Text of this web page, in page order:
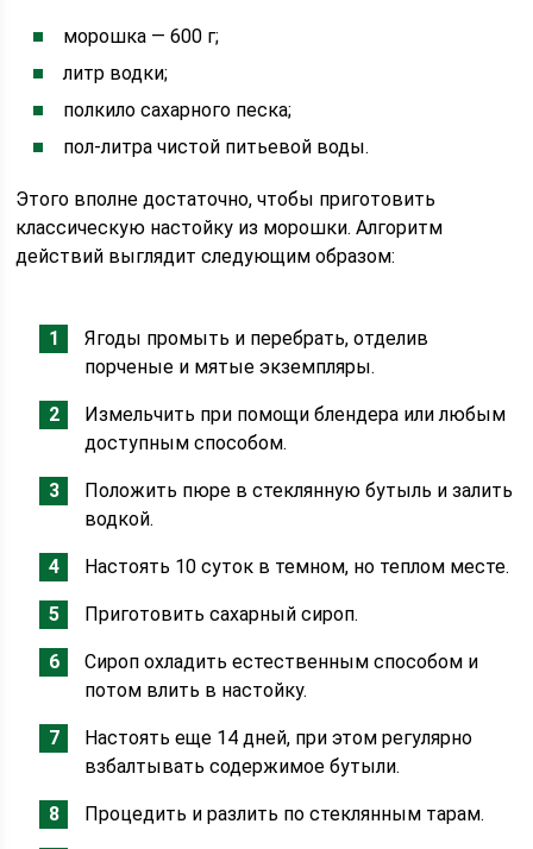
морошка — 600 г;
литр водки;
полкило сахарного песка;
пол-литра чистой питьевой воды.
Этого вполне достаточно, чтобы приготовить
классическую настойку из морошки. Алгоритм
действий выглядит следующим образом:
Ягоды промыть и перебрать, отделив
порченые и мятые экземпляры.
Измельчить при помощи блендера или любым
доступным способом.
Положить пюре в стеклянную бутыль и залить
водкой.
Настоять 10 суток в темном, но теплом месте.
Приготовить сахарный сироп.
Сироп охладить естественным способом и
потом влить в настойку.
Настоять еще 14 дней, при этом регулярно
взбалтывать содержимое бутыли.
Процедить и разлить по стеклянным тарам.